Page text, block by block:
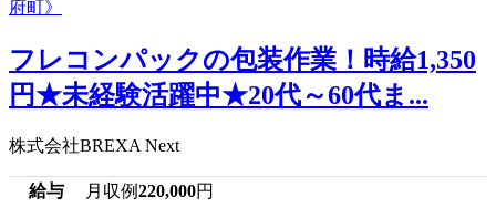
フレコンパックの包装作業！時給1,350
円★未経験活躍中★20代～60代ま...
株式会社BREXA Next
給与 月収例220,000円